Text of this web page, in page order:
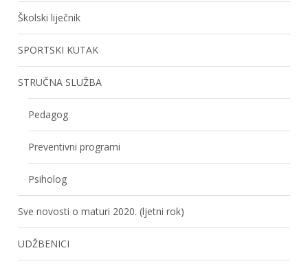
Školski liječnik
SPORTSKI KUTAK
STRUČNA SLUŽBA
Pedagog
Preventivni programi
Psiholog
Sve novosti o maturi 2020. (ljetni rok)
UDŽBENICI